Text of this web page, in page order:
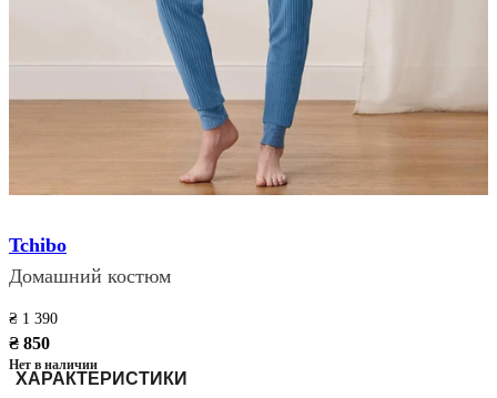
Tchibo
Домашний костюм
₴ 1 390
₴ 850
Нет в наличии
ХАРАКТЕРИСТИКИ